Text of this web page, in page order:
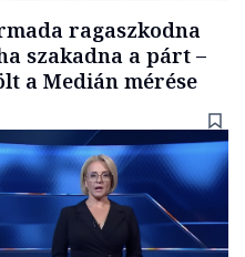
ragaszkodna
szakadna a párt –
a Medián mérése